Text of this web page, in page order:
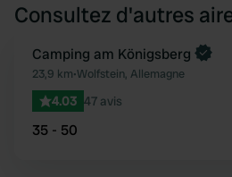
Consultez d'autres
Reserve maintenant
Camping am Königsberg
23,9 km•Wolfstein, Allemagne
4.03 47 avis
35 - 50